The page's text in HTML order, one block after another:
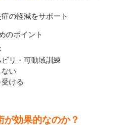
の軽減をサポート
のポイント
リ・可動域訓練
い
ける
効果的なのか？